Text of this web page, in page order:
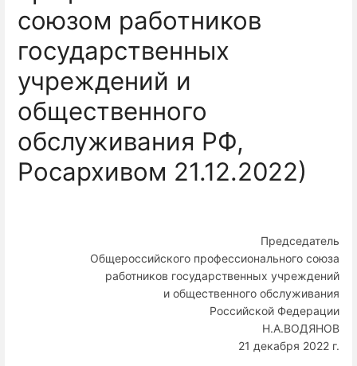
союзом работников
государственных
учреждений и
общественного
обслуживания РФ,
Росархивом 21.12.2022)
Председатель
Общероссийского профессионального союза
работников государственных учреждений
и общественного обслуживания
Российской Федерации
Н.А.ВОДЯНОВ
21 декабря 2022 г.